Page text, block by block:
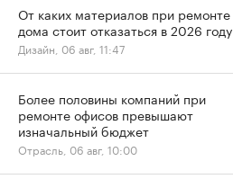
От каких материалов при ремонте
дома стоит отказаться в 2026 году
Дизайн, 06 авг, 11:47
Более половины компаний при
ремонте офисов превышают
изначальный бюджет
Отрасль, 06 авг, 10:00